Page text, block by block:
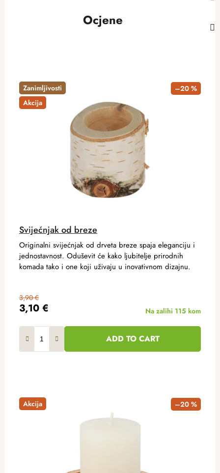
Ocjene
Zanimljivosti
Akcija
–20 %
Svijećnjak od breze
3,10 €
3,90 €
Na zalihi 115 kom
ADD TO CART
Originalni svijećnjak od drveta breze spaja eleganciju i
jednostavnost. Oduševit će kako ljubitelje prirodnih
komada tako i one koji uživaju u inovativnom dizajnu.
Akcija –20 %